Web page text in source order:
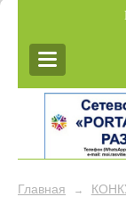
Главная →